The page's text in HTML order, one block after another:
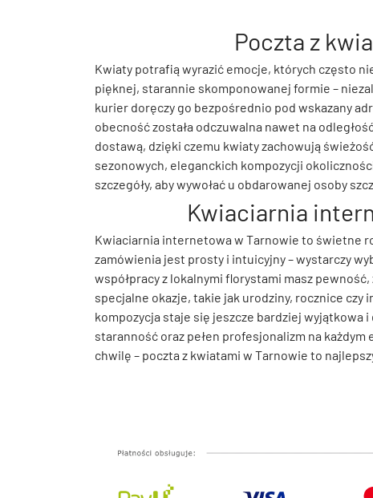
Poczta z
Kwiaty potrafią wyrazić emocje, których często
pięknej, starannie skomponowanej formie –
kurier doręczy go bezpośrednio pod wskazany
obecność została odczuwalna nawet na
dostawą, dzięki czemu kwiaty zachowują
sezonowych, eleganckich kompozycji
szczegóły, aby wywołać u obdarowanej osoby
Kwiaciarnia
Kwiaciarnia internetowa w Tarnowie to świetne
zamówienia jest prosty i intuicyjny – wystarczy
współpracy z lokalnymi florystami masz
specjalne okazje, takie jak urodziny, rocznice
kompozycja staje się jeszcze bardziej
staranność oraz pełen profesjonalizm na
chwilę – poczta z kwiatami w Tarnowie to